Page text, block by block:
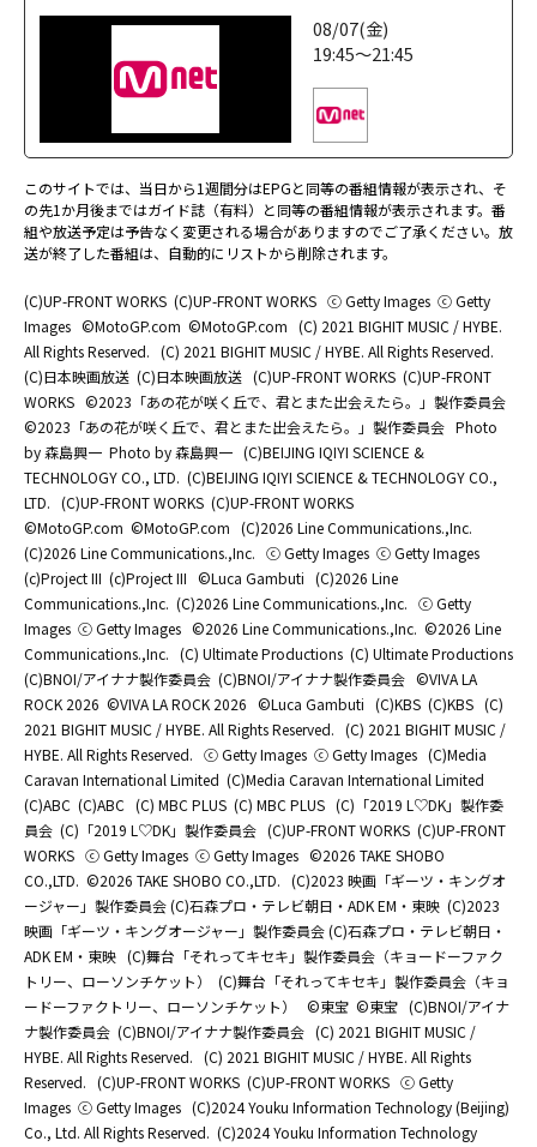
08/07(金)
19:45～21:45
このサイトでは、当日から1週間分はEPGと同等の番組情報が表示され、そ
の先1か月後まではガイド誌（有料）と同等の番組情報が表示されます。番
組や放送予定は予告なく変更される場合がありますのでご了承ください。放
送が終了した番組は、自動的にリストから削除されます。
(C)UP-FRONT WORKS (C)UP-FRONT WORKS ⓒ Getty Images ⓒ Getty
Images ©MotoGP.com ©MotoGP.com (C) 2021 BIGHIT MUSIC / HYBE.
All Rights Reserved. (C) 2021 BIGHIT MUSIC / HYBE. All Rights Reserved.
(C)日本映画放送 (C)日本映画放送 (C)UP-FRONT WORKS (C)UP-FRONT
WORKS ©2023「あの花が咲く丘で、君とまた出会えたら。」製作委員会
©2023「あの花が咲く丘で、君とまた出会えたら。」製作委員会 Photo
by 森島興一 Photo by 森島興一 (C)BEIJING IQIYI SCIENCE &
TECHNOLOGY CO., LTD. (C)BEIJING IQIYI SCIENCE & TECHNOLOGY CO.,
LTD. (C)UP-FRONT WORKS (C)UP-FRONT WORKS
©MotoGP.com ©MotoGP.com (C)2026 Line Communications.,Inc.
(C)2026 Line Communications.,Inc. ⓒ Getty Images ⓒ Getty Images
(c)Project III (c)Project III ©Luca Gambuti (C)2026 Line
Communications.,Inc. (C)2026 Line Communications.,Inc. ⓒ Getty
Images ⓒ Getty Images ©2026 Line Communications.,Inc. ©2026 Line
Communications.,Inc. (C) Ultimate Productions (C) Ultimate Productions
(C)BNOI/アイナナ製作委員会 (C)BNOI/アイナナ製作委員会 ©️VIVA LA
ROCK 2026 ©️VIVA LA ROCK 2026 ©Luca Gambuti (C)KBS (C)KBS (C)
2021 BIGHIT MUSIC / HYBE. All Rights Reserved. (C) 2021 BIGHIT MUSIC /
HYBE. All Rights Reserved. ⓒ Getty Images ⓒ Getty Images (C)Media
Caravan International Limited (C)Media Caravan International Limited
(C)ABC (C)ABC (C) MBC PLUS (C) MBC PLUS (C)「2019 L♡DK」製作委
員会 (C)「2019 L♡DK」製作委員会 (C)UP-FRONT WORKS (C)UP-FRONT
WORKS ⓒ Getty Images ⓒ Getty Images ©2026 TAKE SHOBO
CO.,LTD. ©2026 TAKE SHOBO CO.,LTD. (C)2023 映画「ギーツ・キングオ
ージャー」製作委員会 (C)石森プロ・テレビ朝日・ADK EM・東映 (C)2023
映画「ギーツ・キングオージャー」製作委員会 (C)石森プロ・テレビ朝日・
ADK EM・東映 (C)舞台「それってキセキ」製作委員会（キョードーファク
トリー、ローソンチケット）
(C)舞台「それってキセキ」製作委員会（キョ
ードーファクトリー、ローソンチケット）
©東宝 ©東宝 (C)BNOI/アイナ
ナ製作委員会 (C)BNOI/アイナナ製作委員会 (C) 2021 BIGHIT MUSIC /
HYBE. All Rights Reserved. (C) 2021 BIGHIT MUSIC / HYBE. All Rights
Reserved. (C)UP-FRONT WORKS (C)UP-FRONT WORKS ⓒ Getty
Images ⓒ Getty Images (C)2024 Youku Information Technology (Beijing)
Co., Ltd. All Rights Reserved. (C)2024 Youku Information Technology